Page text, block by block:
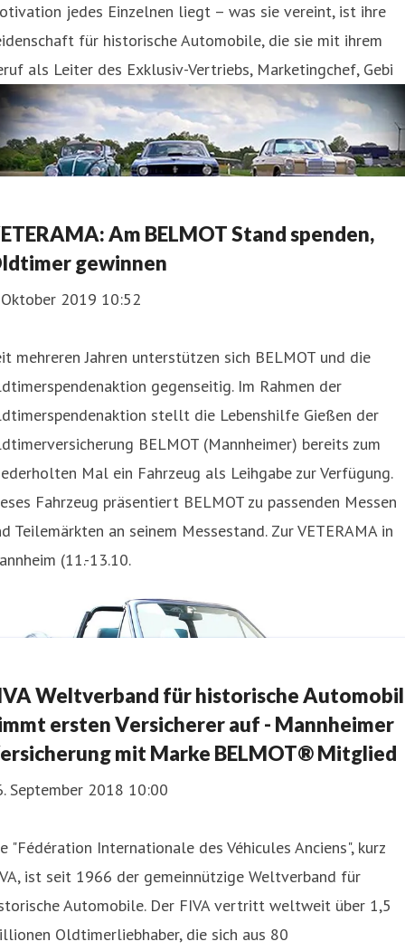
jedes Einzelnen liegt – was sie vereint, ist ihre
für historische Automobile, die sie mit ihrem
als Leiter des Exklusiv-Vertriebs, Marketingchef, Gebi
Am BELMOT Stand spenden,
gewinnen
2019 10:52
mehreren Jahren unterstützen sich BELMOT und die
gegenseitig. Im Rahmen der
stellt die Lebenshilfe Gießen der
BELMOT (Mannheimer) bereits zum
Mal ein Fahrzeug als Leihgabe zur Verfügung.
Fahrzeug präsentiert BELMOT zu passenden Messen
Teilemärkten an seinem Messestand. Zur VETERAMA in
(11.-13.10.
Weltverband für historische
ersten Versicherer auf - Mannheimer
mit Marke BELMOT® Mitglied
September 2018 10:00
"Fédération Internationale des Véhicules Anciens", kurz
ist seit 1966 der gemeinnützige Weltverband für
Automobile. Der FIVA vertritt weltweit über 1,5
Oldtimerliebhaber, die sich aus 80